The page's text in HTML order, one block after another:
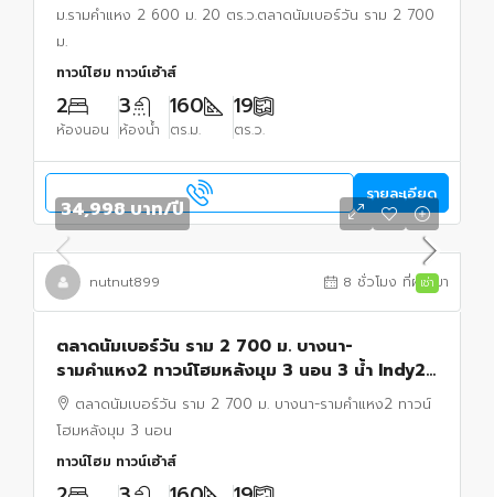
ม.รามคำแหง 2 600 ม. 20 ตร.ว.ตลาดนัมเบอร์วัน ราม 2 700
ม.
ทาวน์โฮม ทาวน์เฮ้าส์
2
ห้องนอน
3
ห้องน้ำ
160
ตร.ม.
19
ตร.ว.
รายละเอียด
เช่า
34,998 บาท/ปี
nutnut899 8 ชั่วโมง ที่ผ่านมา
ตลาดนัมเบอร์วัน ราม 2 700 ม. บางนา-
รามคำแหง2 ทาวน์โฮมหลังมุม 3 นอน 3 น้ำ Indy2
ม.รามคำแหง 2 600 ม. 20 ตร.ว.
ตลาดนัมเบอร์วัน ราม 2 700 ม. บางนา-รามคำแหง2 ทาวน์
โฮมหลังมุม 3 นอน
ทาวน์โฮม ทาวน์เฮ้าส์